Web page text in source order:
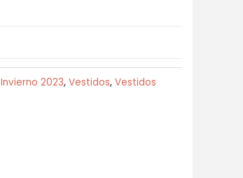
Invierno 2023, Vestidos, Vestidos